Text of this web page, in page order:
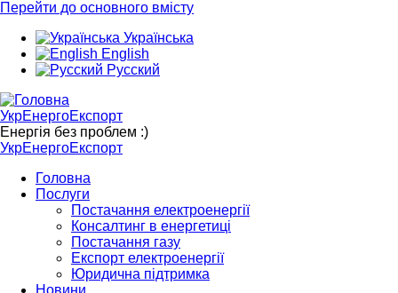
Перейти до основного вмісту
Українська
English
Русский
УкрЕнергоЕкспорт
Енергія без проблем :)
УкрЕнергоЕкспорт
Головна
Послуги
Постачання електроенергії
Консалтинг в енергетиці
Постачання газу
Експорт електроенергії
Юридична підтримка
Новини